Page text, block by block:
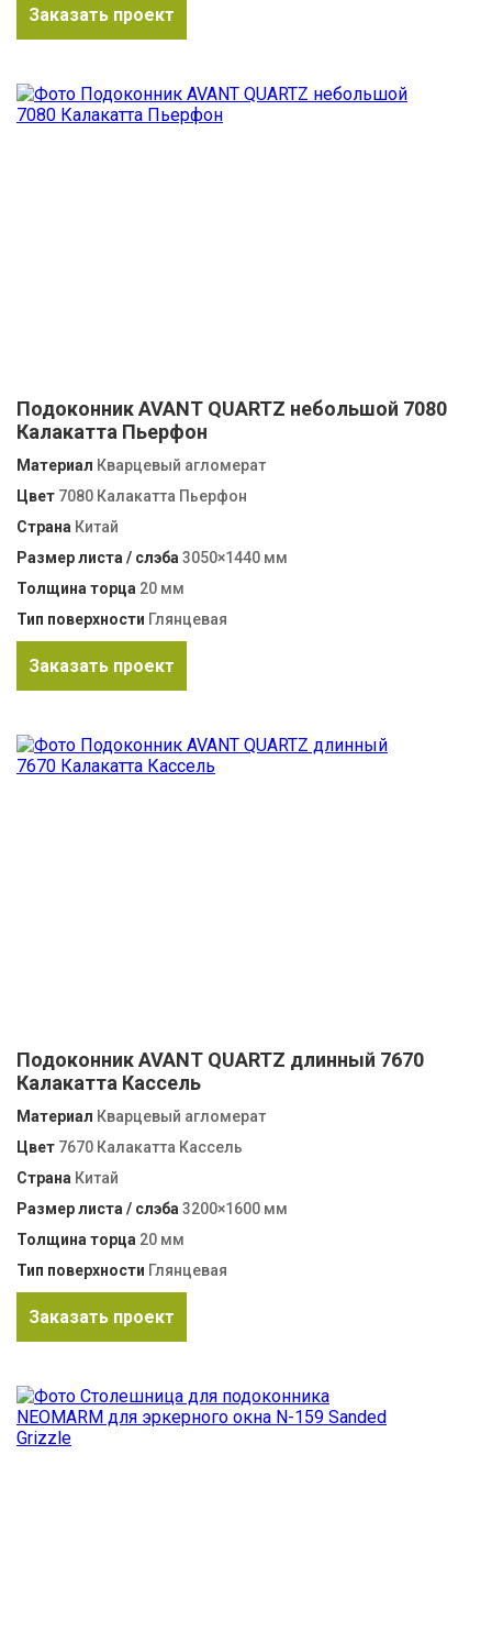
Заказать проект
Подоконник AVANT QUARTZ небольшой 7080
Калакатта Пьерфон
Материал Кварцевый агломерат
Цвет 7080 Калакатта Пьерфон
Страна Китай
Размер листа / слэба 3050×1440 мм
Толщина торца 20 мм
Тип поверхности Глянцевая
Заказать проект
Подоконник AVANT QUARTZ длинный 7670
Калакатта Кассель
Материал Кварцевый агломерат
Цвет 7670 Калакатта Кассель
Страна Китай
Размер листа / слэба 3200×1600 мм
Толщина торца 20 мм
Тип поверхности Глянцевая
Заказать проект